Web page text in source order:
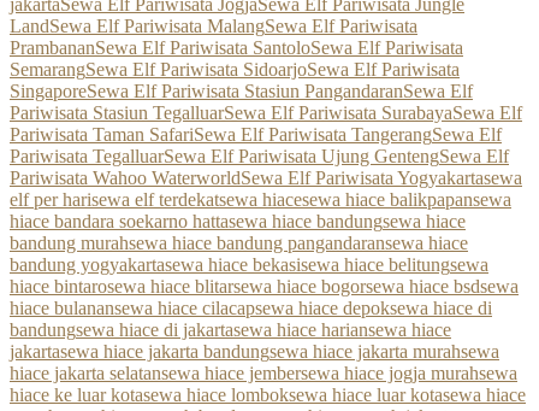
jakartaSewa Elf Pariwisata JogjaSewa Elf Pariwisata Jungle
LandSewa Elf Pariwisata MalangSewa Elf Pariwisata
PrambananSewa Elf Pariwisata SantoloSewa Elf Pariwisata
SemarangSewa Elf Pariwisata SidoarjoSewa Elf Pariwisata
SingaporeSewa Elf Pariwisata Stasiun PangandaranSewa Elf
Pariwisata Stasiun TegalluarSewa Elf Pariwisata SurabayaSewa Elf
Pariwisata Taman SafariSewa Elf Pariwisata TangerangSewa Elf
Pariwisata TegalluarSewa Elf Pariwisata Ujung GentengSewa Elf
Pariwisata Wahoo WaterworldSewa Elf Pariwisata Yogyakartasewa
elf per harisewa elf terdekatsewa hiacesewa hiace balikpapansewa
hiace bandara soekarno hattasewa hiace bandungsewa hiace
bandung murahsewa hiace bandung pangandaransewa hiace
bandung yogyakartasewa hiace bekasisewa hiace belitungsewa
hiace bintarosewa hiace blitarsewa hiace bogorsewa hiace bsdsewa
hiace bulanansewa hiace cilacapsewa hiace depoksewa hiace di
bandungsewa hiace di jakartasewa hiace hariansewa hiace
jakartasewa hiace jakarta bandungsewa hiace jakarta murahsewa
hiace jakarta selatansewa hiace jembersewa hiace jogja murahsewa
hiace ke luar kotasewa hiace lomboksewa hiace luar kotasewa hiace